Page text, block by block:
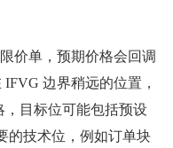
价单，预期价格会回调
边界稍远的位置，
目标位可能包括预设
的技术位，例如订单块